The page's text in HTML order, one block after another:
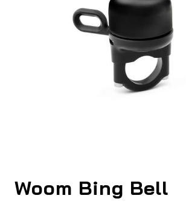
Woom Bing Bell